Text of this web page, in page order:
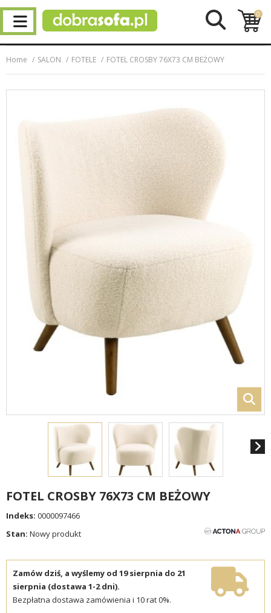
0
Home SALON FOTELE FOTEL CROSBY 76X73 CM BEŻOWY
FOTEL CROSBY 76X73 CM BEŻOWY
Indeks: 0000097466
Stan: Nowy produkt
Zamów dziś, a wyślemy od 19 sierpnia do 21
sierpnia (dostawa 1-2 dni).
Bezpłatna dostawa zamówienia i 10 rat 0%.